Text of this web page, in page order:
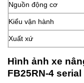
Nguồn động cơ
Kiểu vận hành
Xuất xứ
Hình ảnh xe
FB25RN-4